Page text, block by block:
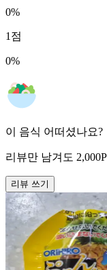
0%
1 점
0%
이 음식 어떠셨나요?
리뷰만 남겨도 2,000P
리뷰 쓰기